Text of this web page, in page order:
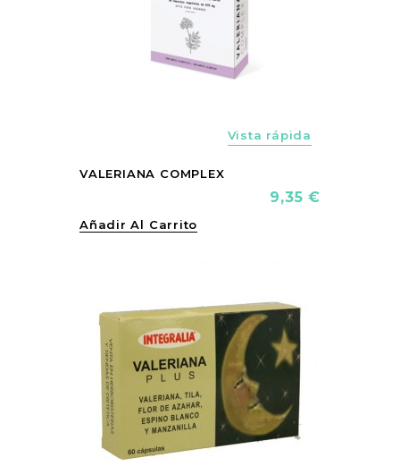
Vista rápida
VALERIANA COMPLEX
Precio
9,35 €
Añadir Al Carrito